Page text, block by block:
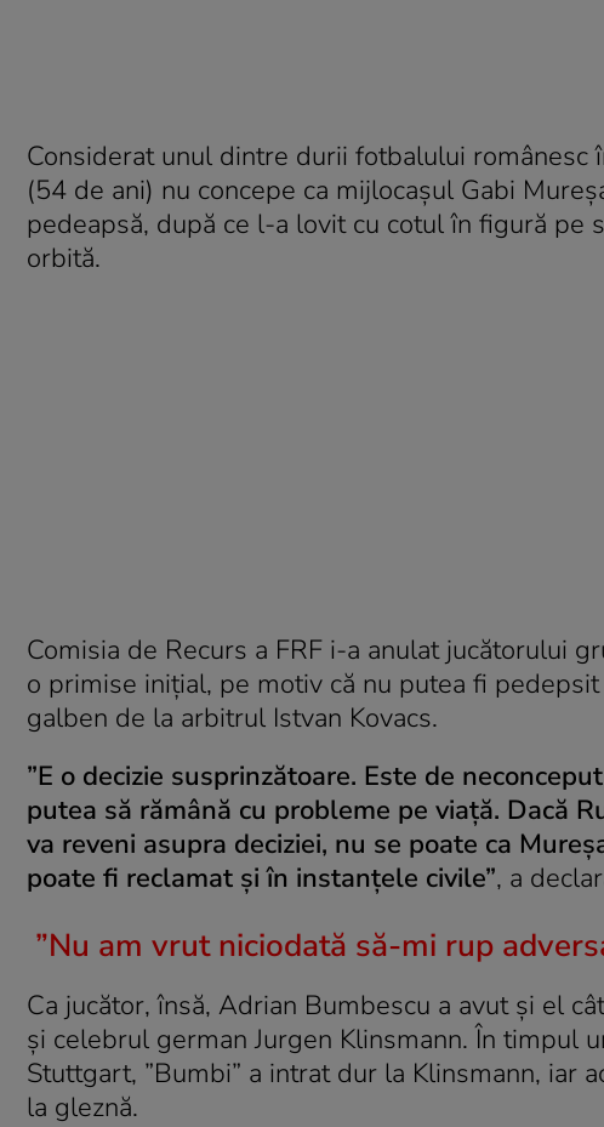
Considerat unul dintre durii fotbalului românesc
(54 de ani) nu concepe ca mijlocaşul Gabi
pedeapsă, după ce l-a lovit cu cotul în figură pe
orbită.
Comisia de Recurs a FRF i-a anulat jucătorului
o primise iniţial, pe motiv că nu putea fi
galben de la arbitrul Istvan Kovacs.
”E o decizie susprinzătoare. Este de
putea să rămână cu probleme pe viaţă. Dacă
va reveni asupra deciziei, nu se poate ca
poate fi reclamat şi în instanţele civile”, a
”Nu am vrut niciodată să-mi rup
Ca jucător, însă, Adrian Bumbescu a avut şi el
şi celebrul german Jurgen Klinsmann. În timpul
Stuttgart, ”Bumbi” a intrat dur la Klinsmann, iar
la gleznă.